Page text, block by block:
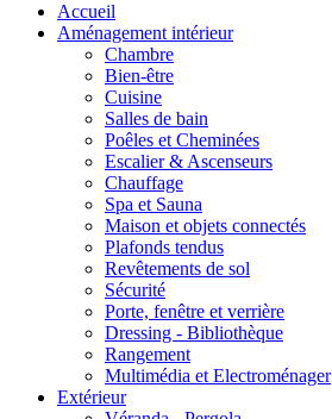
Accueil
Aménagement intérieur
Chambre
Bien-être
Cuisine
Salles de bain
Poêles et Cheminées
Escalier & Ascenseurs
Chauffage
Spa et Sauna
Maison et objets connectés
Plafonds tendus
Revêtements de sol
Sécurité
Porte, fenêtre et verrière
Dressing - Bibliothèque
Rangement
Multimédia et Electroménager
Extérieur